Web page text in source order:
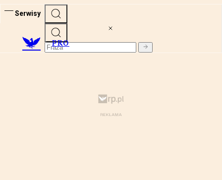
Serwisy
PRO